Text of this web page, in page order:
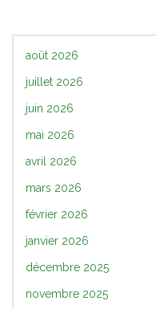
août 2026
juillet 2026
juin 2026
mai 2026
avril 2026
mars 2026
février 2026
janvier 2026
décembre 2025
novembre 2025